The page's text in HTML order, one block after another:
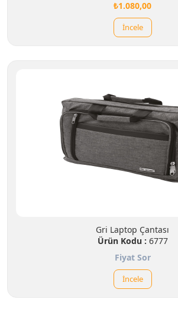
₺1.080,00
İncele
Gri Laptop Çantası
Ürün Kodu : 6777
Fiyat Sor
İncele